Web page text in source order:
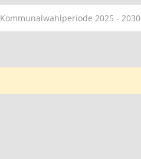
Kommunalwahlperiode 2025 - 2030